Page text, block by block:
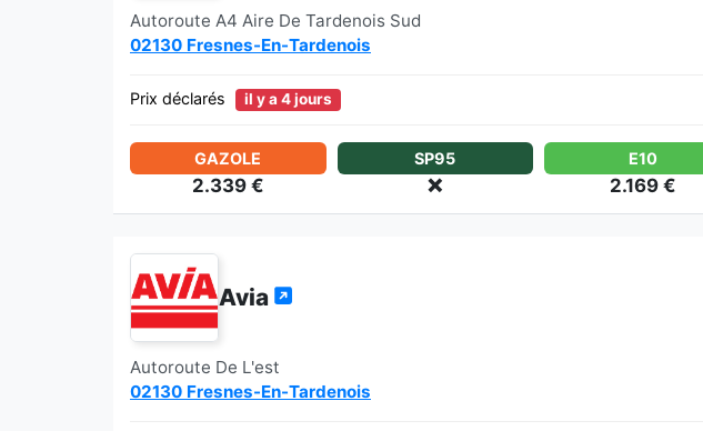
Autoroute A4 Aire De Tardenois Sud
02130 Fresnes-En-Tardenois
Prix déclarés il y a 4 jours
GAZOLE
2.339 €
SP95
❌
E10
2.169 €
Avia
Autoroute De L'est
02130 Fresnes-En-Tardenois